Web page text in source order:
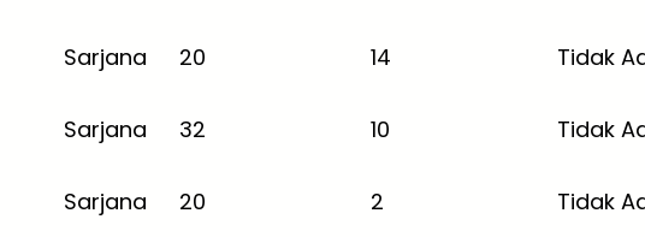
Sarjana 20 14 Tidak
Sarjana 32 10 Tidak
Sarjana 20 2 Tidak